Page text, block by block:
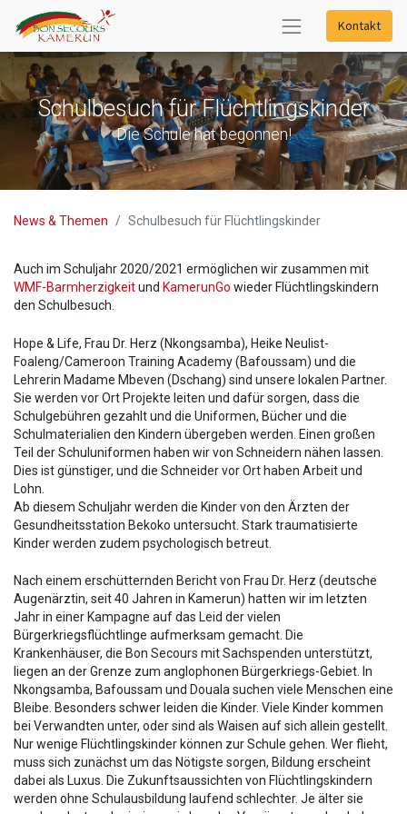
Kontakt
Schulbesuch für Flüchtlingskinder
Die Schule hat begonnen!
News & Themen Schulbesuch für Flüchtlingskinder
Auch im Schuljahr 2020/2021 ermöglichen wir zusammen mit
WMF-Barmherzigkeitund KamerunGo wieder Flüchtlingskindern
den Schulbesuch.
Hope & Life, Frau Dr. Herz (Nkongsamba), Heike Neulist-
Foaleng/Cameroon Training Academy (Bafoussam) und die
Lehrerin Madame Mbeven (Dschang) sind unsere lokalen Partner.
Sie werden vor Ort Projekte leiten und dafür sorgen, dass die
Schulgebühren gezahlt und die Uniformen, Bücher und die
Schulmaterialien den Kindern übergeben werden. Einen großen
Teil der Schuluniformen haben wir von Schneidern nähen lassen.
Dies ist günstiger, und die Schneider vor Ort haben Arbeit und
Lohn.
Ab diesem Schuljahr werden die Kinder von den Ärzten der
Gesundheitsstation Bekoko untersucht. Stark traumatisierte
Kinder werden zudem psychologisch betreut.
Nach einem erschütternden Bericht von Frau Dr. Herz (deutsche
Augenärztin, seit 40 Jahren in Kamerun) hatten wir im letzten
Jahr in einer Kampagne auf das Leid der vielen
Bürgerkriegsflüchtlinge aufmerksam gemacht. Die
Krankenhäuser, die Bon Secours mit Sachspenden unterstützt,
liegen an der Grenze zum anglophonen Bürgerkriegs-Gebiet. In
Nkongsamba, Bafoussam und Douala suchen viele Menschen eine
Bleibe. Besonders schwer leiden die Kinder. Viele Kinder kommen
bei Verwandten unter, oder sind als Waisen auf sich allein gestellt.
Nur wenige Flüchtlingskinder können zur Schule gehen. Wer flieht,
muss sich zunächst um das Nötigste sorgen, Bildung erscheint
dabei als Luxus. Die Zukunftsaussichten von Flüchtlingskindern
werden ohne Schulausbildung laufend schlechter. Je älter sie